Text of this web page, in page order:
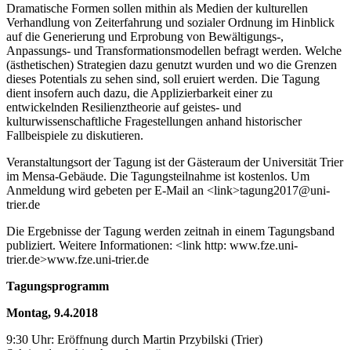
Dramatische Formen sollen mithin als Medien der kulturellen
Verhandlung von Zeiterfahrung und sozialer Ordnung im Hinblick
auf die Generierung und Erprobung von Bewältigungs-,
Anpassungs- und Transformationsmodellen befragt werden. Welche
(ästhetischen) Strategien dazu genutzt wurden und wo die Grenzen
dieses Potentials zu sehen sind, soll eruiert werden. Die Tagung
dient insofern auch dazu, die Applizierbarkeit einer zu
entwickelnden Resilienztheorie auf geistes- und
kulturwissenschaftliche Fragestellungen anhand historischer
Fallbeispiele zu diskutieren.
Veranstaltungsort der Tagung ist der Gästeraum der Universität Trier
im Mensa-Gebäude. Die Tagungsteilnahme ist kostenlos. Um
Anmeldung wird gebeten per E-Mail an <link>tagung2017@uni-
trier.de
Die Ergebnisse der Tagung werden zeitnah in einem Tagungsband
publiziert. Weitere Informationen: <link http: www.fze.uni-
trier.de>www.fze.uni-trier.de
Tagungsprogramm
Montag, 9.4.2018
9:30 Uhr: Eröffnung durch Martin Przybilski (Trier)